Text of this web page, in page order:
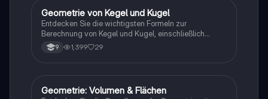
Mathe
Geometrie von Kegel und Kugel
Entdecken Sie die wichtigsten Formeln zur
Berechnung von Kegel und Kugel, einschließlich
Grundfläche, Mantelfläche, Umfang, Volumen und
Oberfläche. Ideal für Studierende der Geometrie und
9 1,399 29
Mathe
Geometrie: Volumen & Flächen